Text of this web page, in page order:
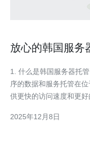
放心的韩国服务
1. 什么是韩国服务器托
序的数据和服务托管在
供更快的访问速度和更好
的服务来保障其数据的安全和可靠性。 2.
2025年12月8日